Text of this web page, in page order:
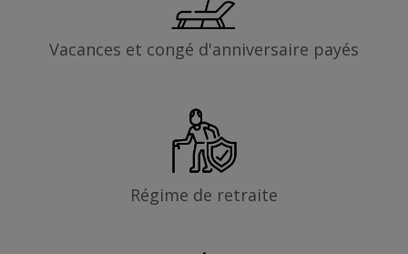
Vacances et congé d'anniversaire payés
Régime de retraite